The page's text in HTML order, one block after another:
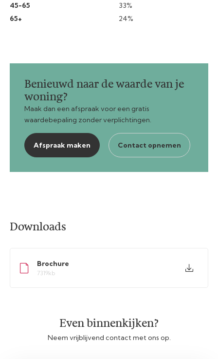
45-65
33%
65+
24%
Benieuwd naar de waarde van je
woning?
Maak dan een afspraak voor een gratis
waardebepaling zonder verplichtingen.
Afspraak maken Contact opnemen
Downloads
Brochure
7319kb
Even binnenkijken?
Neem vrijblijvend contact met ons op.